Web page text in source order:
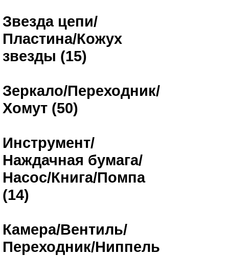
Звезда цепи/
Пластина/Кожух
звезды (15)
Зеркало/Переходник/
Хомут (50)
Инструмент/
Наждачная бумага/
Насос/Книга/Помпа
(14)
Камера/Вентиль/
Переходник/Ниппель